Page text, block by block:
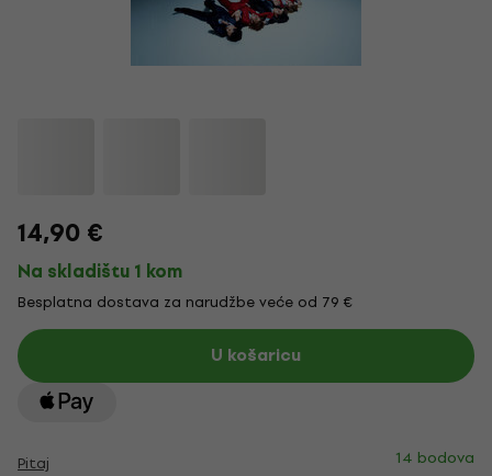
14,90 €
Na skladištu 1 kom
Besplatna dostava za narudžbe veće od 79 €
U košaricu
Pitaj 14 bodova